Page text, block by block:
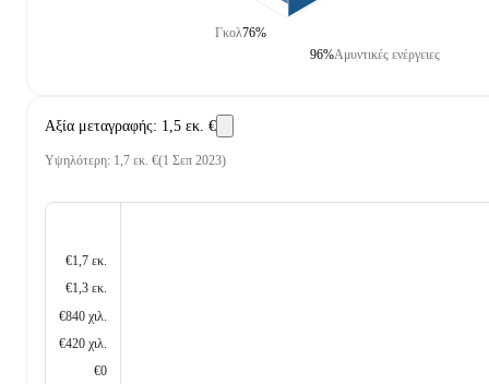
Γκολ76%
Αμυντικές ενέργειες
96%
Αξία μεταγραφής: 1,5 εκ. €
Υψηλότερη: 1,7 εκ. €(1 Σεπ 2023)
€1,7 εκ.
€1,3 εκ.
€840 χιλ.
€420 χιλ.
€0